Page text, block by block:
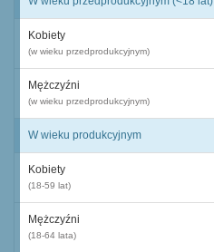
Kobiety
(w wieku przedprodukcyjnym)
Mężczyźni
(w wieku przedprodukcyjnym)
W wieku produkcyjnym
Kobiety
(18-59 lat)
Mężczyźni
(18-64 lata)